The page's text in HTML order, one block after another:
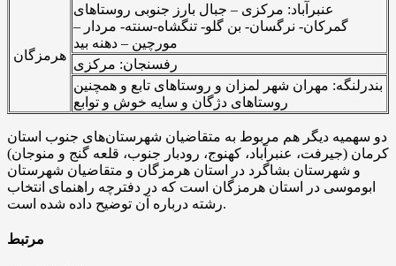
هرمزگان
عنبرآباد: مرکزی – جبال بارز جنوبی روستاهای
گمرکان- نرگسان- بن گلو- تنگشاه-سنته- مردار –
مورچین – دهنه بید
رفسنجان: مرکزی
بندرلنگه: مهران شهر لمزان و روستاهای تابع و همچنین
روستاهای دژگان و سایه خوش و توابع
دو سهمیه دیگر هم مربوط به متقاضیان شهرستان‌های جنوب استان
کرمان (جیرفت، عنبرآباد، کهنوج، رودبار جنوب، قلعه گنج و منوجان)
و شهرستان بشاگرد در استان هرمزگان و متقاضیان شهرستان
ابوموسی در استان هرمزگان است که در دفترچه راهنمای انتخاب
رشته درباره آن توضیح داده شده است.
مرتبط